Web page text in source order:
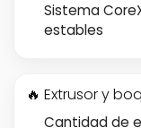
Sistema
estables
🔥 Extrusor y
Cantidad de